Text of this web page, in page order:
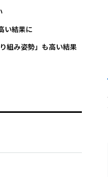
い結果に
組み姿勢」も高い結果